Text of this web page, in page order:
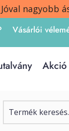
Jóval nagyobb
Vásárlói
Akció